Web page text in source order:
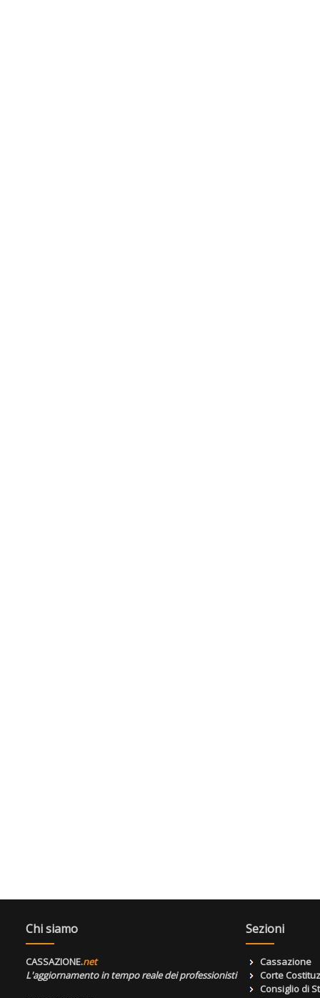
Chi siamo
CASSAZIONE.net
L'aggiornamento in tempo reale dei professionisti
Sezioni
Cassazione
Corte
Consiglio di